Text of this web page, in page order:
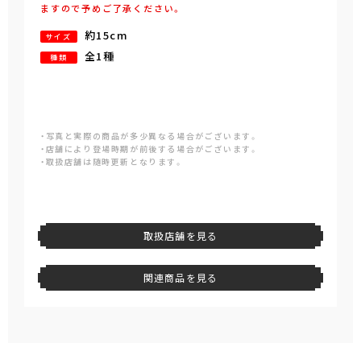
ますので予めご了承ください。
サイズ 約15cm
種類 全1種
・写真と実際の商品が多少異なる場合がございます。
・店舗により登場時期が前後する場合がございます。
・取扱店舗は随時更新となります。
取扱店舗を見る
関連商品を見る